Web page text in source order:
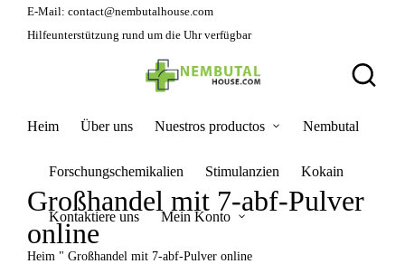
E-Mail: contact@nembutalhouse.com
Hilfeunterstützung rund um die Uhr verfügbar
Heim Über uns Nuestros productos Nembutal
Forschungschemikalien Stimulanzien Kokain
Kontaktiere uns Mein Konto
Großhandel mit 7-abf-Pulver
online
Heim " Großhandel mit 7-abf-Pulver online